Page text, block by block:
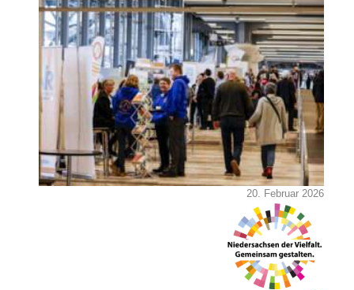
20. Februar 2026